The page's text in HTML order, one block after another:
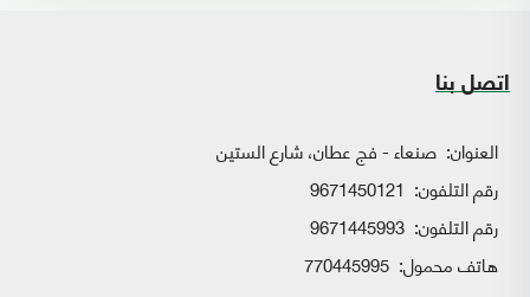
اتصل بنا
العنوان: صنعاء - فج عطان، شارع الستين
رقم التلفون: 9671450121
رقم التلفون: 9671445993
هاتف محمول: 770445995